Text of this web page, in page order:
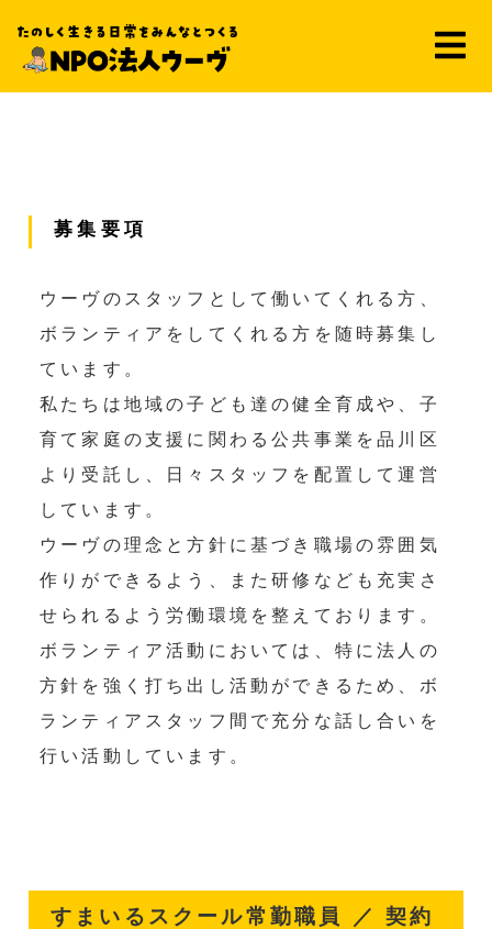
募集要項
ウーヴのスタッフとして働いてくれる方、
ボランティアをしてくれる方を随時募集し
ています。
私たちは地域の子ども達の健全育成や、子
育て家庭の支援に関わる公共事業を品川区
より受託し、日々スタッフを配置して運営
しています。
ウーヴの理念と方針に基づき職場の雰囲気
作りができるよう、また研修なども充実さ
せられるよう労働環境を整えております。
ボランティア活動においては、特に法人の
方針を強く打ち出し活動ができるため、ボ
ランティアスタッフ間で充分な話し合いを
行い活動しています。
すまいるスクール常勤職員 ／ 契約